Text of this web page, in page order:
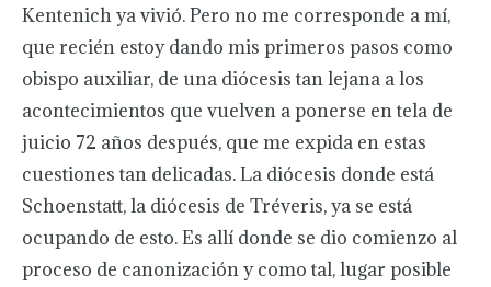
Kentenich ya vivió. Pero no me corresponde a mí,
que recién estoy dando mis primeros pasos como
obispo auxiliar, de una diócesis tan lejana a los
acontecimientos que vuelven a ponerse en tela de
juicio 72 años después, que me expida en estas
cuestiones tan delicadas. La diócesis donde está
Schoenstatt, la diócesis de Tréveris, ya se está
ocupando de esto. Es allí donde se dio comienzo al
proceso de canonización y como tal, lugar posible